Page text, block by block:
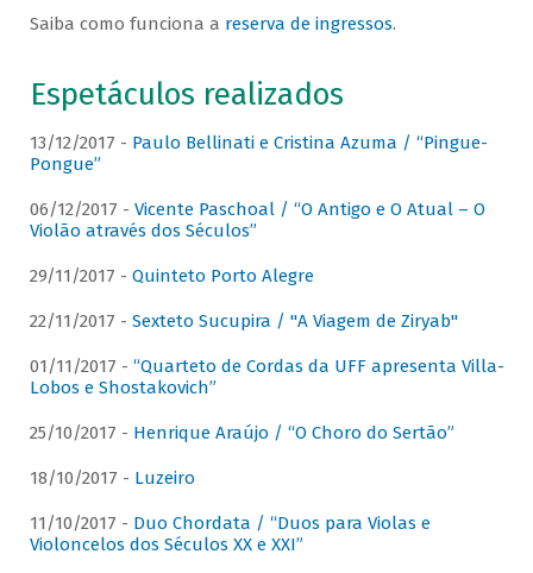
Saiba como funciona a reserva de ingressos.
Espetáculos realizados
13/12/2017 - Paulo Bellinati e Cristina Azuma / “Pingue-
Pongue”
06/12/2017 - Vicente Paschoal / “O Antigo e O Atual – O
Violão através dos Séculos”
29/11/2017 - Quinteto Porto Alegre
22/11/2017 - Sexteto Sucupira / "A Viagem de Ziryab"
01/11/2017 - “Quarteto de Cordas da UFF apresenta Villa-
Lobos e Shostakovich”
25/10/2017 - Henrique Araújo / “O Choro do Sertão”
18/10/2017 - Luzeiro
11/10/2017 - Duo Chordata / “Duos para Violas e
Violoncelos dos Séculos XX e XXI”